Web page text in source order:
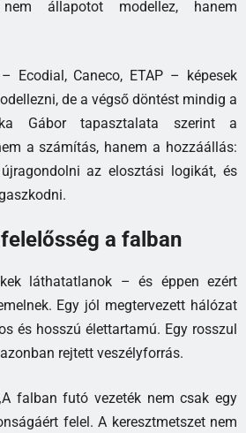
állapotot modellez, hanem
Ecodial, Caneco, ETAP – képesek
de a végső döntést mindig a
Gábor tapasztalata szerint a
a számítás, hanem a hozzáállás:
az elosztási logikát, és
a falban
láthatatlanok – és éppen ezért
Egy jól megtervezett hálózat
és hosszú élettartamú. Egy rosszul
rejtett veszélyforrás.
falban futó vezeték nem csak egy
felel. A keresztmetszet nem